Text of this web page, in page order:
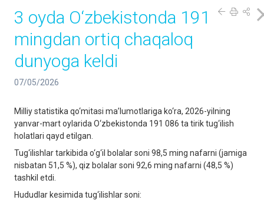
3 oyda O‘zbekistonda 191
mingdan ortiq chaqaloq
dunyoga keldi
07/05/2026
Milliy statistika qo‘mitasi ma’lumotlariga ko‘ra, 2026-yilning
yanvar-mart oylarida O‘zbekistonda 191 086 ta tirik tug‘ilish
holatlari qayd etilgan.
Tug‘ilishlar tarkibida o‘g‘il bolalar soni 98,5 ming nafarni (jamiga
nisbatan 51,5 %), qiz bolalar soni 92,6 ming nafarni (48,5 %)
tashkil etdi.
Hududlar kesimida tug‘ilishlar soni: